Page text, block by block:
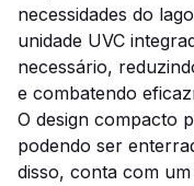
necessidades do
unidade UVC
necessário,
e combatendo
O design compacto
podendo ser
disso, conta com